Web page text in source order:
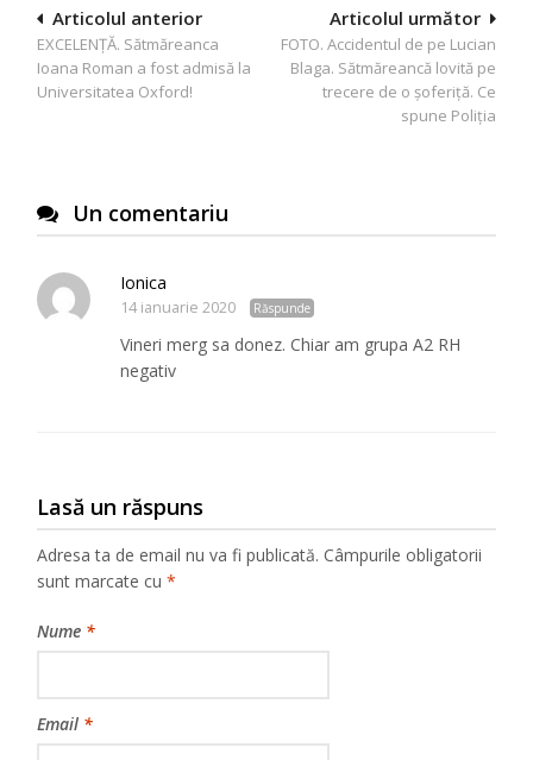
Navigare
în
articole
Articolul următor
FOTO. Accidentul de pe Lucian
Blaga. Sătmăreancă lovită pe
trecere de o șoferiță. Ce
spune Poliția
Articolul anterior
EXCELENȚĂ. Sătmăreanca
Ioana Roman a fost admisă la
Universitatea Oxford!
Un comentariu
Ionica
14 ianuarie 2020 Răspunde
Vineri merg sa donez. Chiar am grupa A2 RH
negativ
Lasă un răspuns
Adresa ta de email nu va fi publicată. Câmpurile obligatorii
sunt marcate cu*
Nume *
Email *